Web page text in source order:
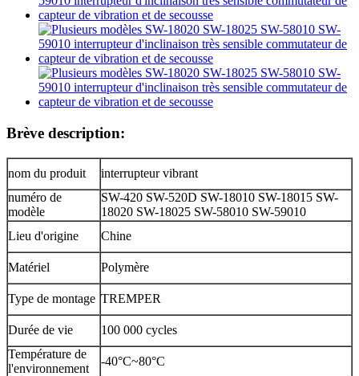
Brève description:
nom du produit
interrupteur vibrant
numéro de
modèle
SW-420 SW-520D SW-18010 SW-18015 SW-
18020 SW-18025 SW-58010 SW-59010
Lieu d'origine
Chine
Matériel Polymère
Type de montage TREMPER
Durée de vie
100 000 cycles
Température de
l'environnement
-40°C~80°C